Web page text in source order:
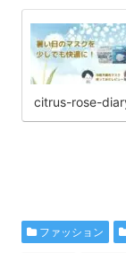
citrus-rose-
ファッション